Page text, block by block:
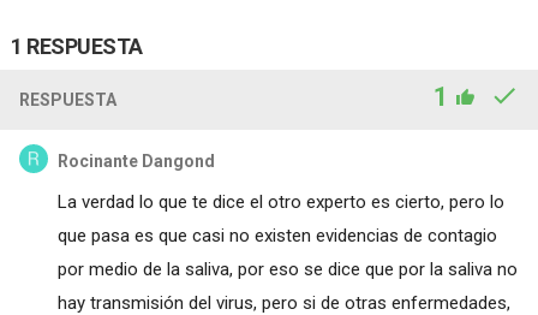
1 RESPUESTA
RESPUESTA 1
Rocinante Dangond
La verdad lo que te dice el otro experto es cierto, pero lo
que pasa es que casi no existen evidencias de contagio
por medio de la saliva, por eso se dice que por la saliva no
hay transmisión del virus, pero si de otras enfermedades,